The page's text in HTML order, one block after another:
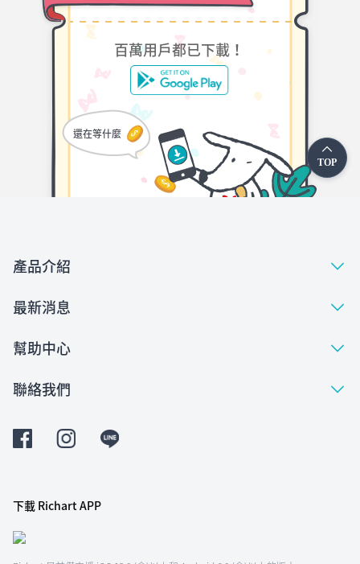
百萬用戶都已下載！
還在等什麼
TOP
產品介紹
最新消息
幫助中心
聯絡我們
下載 Richart APP